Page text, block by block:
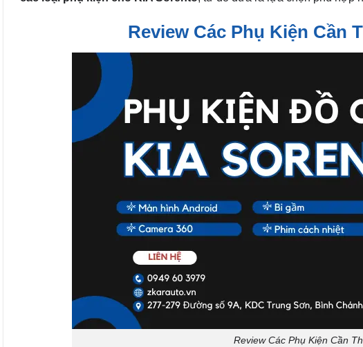
Review Các Phụ Kiện Cần
Review Các Phụ Kiện Cần